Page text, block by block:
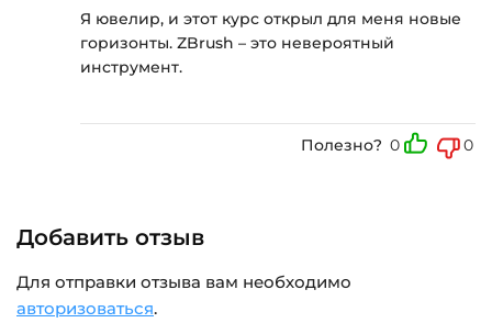
Я ювелир, и этот курс открыл для меня новые
горизонты. ZBrush – это невероятный
инструмент.
Полезно? 0 0
Добавить отзыв
Для отправки отзыва вам необходимо
авторизоваться.